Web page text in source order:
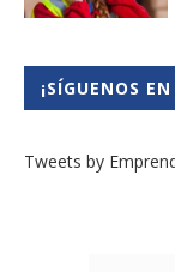
¡SÍGUENOS
Tweets by